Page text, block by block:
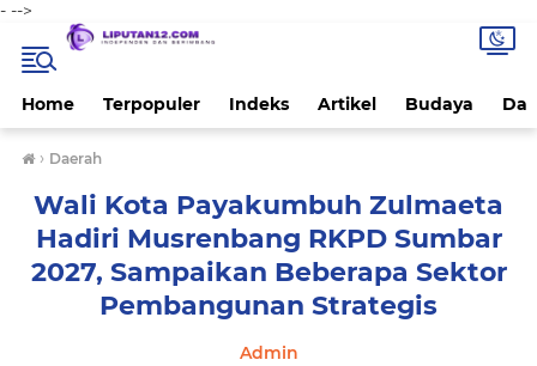
- -->
Home Terpopuler Indeks Artikel Budaya
› Daerah
Wali Kota Payakumbuh Zulmaeta
Hadiri Musrenbang RKPD Sumbar
2027, Sampaikan Beberapa Sektor
Pembangunan Strategis
Admin